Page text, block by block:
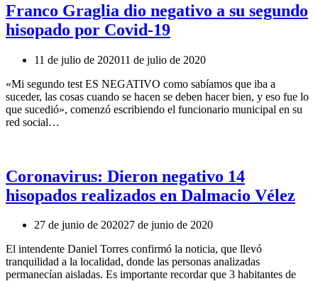
Franco Graglia dio negativo a su segundo
hisopado por Covid-19
11 de julio de 202011 de julio de 2020
«Mi segundo test ES NEGATIVO como sabíamos que iba a
suceder, las cosas cuando se hacen se deben hacer bien, y eso fue lo
que sucedió», comenzó escribiendo el funcionario municipal en su
red social…
Coronavirus: Dieron negativo 14
hisopados realizados en Dalmacio Vélez
27 de junio de 202027 de junio de 2020
El intendente Daniel Torres confirmó la noticia, que llevó
tranquilidad a la localidad, donde las personas analizadas
permanecían aisladas. Es importante recordar que 3 habitantes de